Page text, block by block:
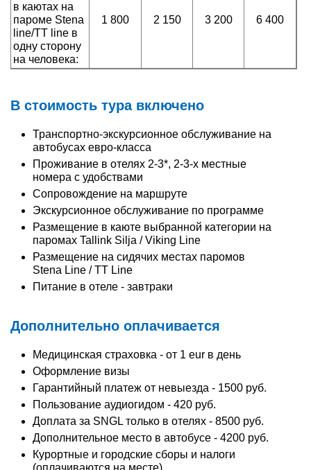
в каютах на
пароме Stena
line/TT line в
одну сторону
на человека:
1 800 2 150 3 200 6 400
В стоимость тура включено
Транспортно-экскурсионное обслуживание на
автобусах евро-класса
Проживание в отелях 2-3*, 2-3-х местные
номера с удобствами
Сопровождение на маршруте
Экскурсионное обслуживание по программе
Размещение в каюте выбранной категории на
паромах Tallink Silja / Viking Line
Размещение на сидячих местах паромов
Stena Line / TT Line
Питание в отеле - завтраки
Дополнительно оплачивается
Медицинская страховка - от 1 eur в день
Оформление визы
Гарантийный платеж от невыезда - 1500 руб.
Пользование аудиогидом - 420 руб.
Доплата за SNGL только в отелях - 8500 руб.
Дополнительное место в автобусе - 4200 руб.
Курортные и городские сборы и налоги
(оплачиваются на месте)